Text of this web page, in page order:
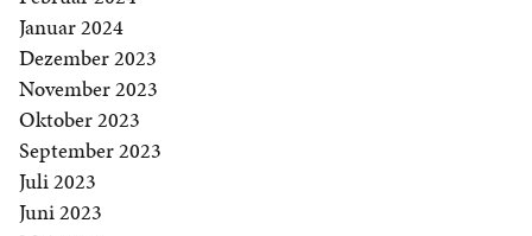
Januar 2024
Dezember 2023
November 2023
Oktober 2023
September 2023
Juli 2023
Juni 2023